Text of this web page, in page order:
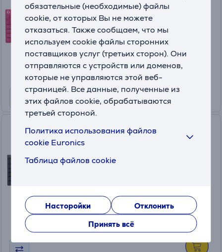
обязательные (необходимые) файлы
cookie, от которых Вы не можете
отказаться. Также сообщаем, что мы
используем cookie файлы сторонних
поставщиков услуг (третьих сторон). Они
отправляются с устройств или доменов,
которые не управляются этой веб-
страницей. Все данные, полученные из
этих файлов cookie, обрабатываются
третьей стороной.
Политика использования файлов
cookie Euronics
Таблица файлов cookie
Насторойки
Отклонить
Принять всё
920-013253
На складе
Цена:
189.99 €
10 месяцев 20 €
Logitech G515 Lightspeed,
Tactile, US, черный -
920-012538
149 .99 €
10 месяцев 16 €